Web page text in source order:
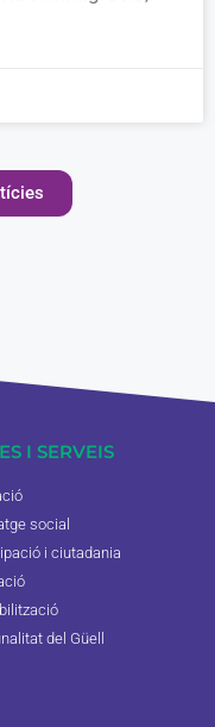
I SERVEIS
social
i ciutadania
del Güell